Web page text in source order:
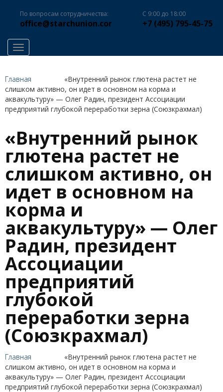
По вопросам сотрудничества:
office@starchunion.com
С 9:00 до 18:00
+7 (495) 795-45-75
Toggle navigation
Главная
«Внутренний рынок глютена растет не
слишком активно, он идет в основном на корма и
аквакультуру» — Олег Радин, президент Ассоциации
предприятий глубокой переработки зерна (Союзкрахмал)
«Внутренний рынок
глютена растет не
слишком активно, он
идет в основном на
корма и
аквакультуру» — Олег
Радин, президент
Ассоциации
предприятий
глубокой
переработки зерна
(Союзкрахмал)
Главная
«Внутренний рынок глютена растет не
слишком активно, он идет в основном на корма и
аквакультуру» — Олег Радин, президент Ассоциации
предприятий глубокой переработки зерна (Союзкрахмал)